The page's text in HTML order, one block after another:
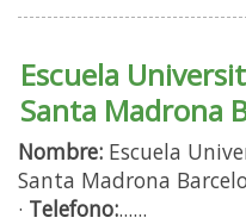
Escuela
Santa Madrona
Nombre: Escuela
Santa Madrona
· Telefono:......